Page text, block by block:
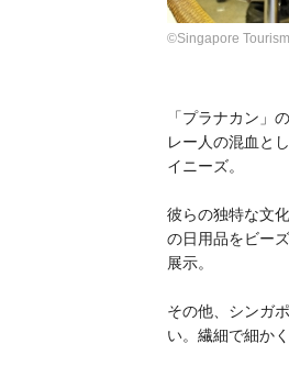
©Singapore
「プラナカン」
レー人の混血と
イニーズ。
彼らの独特な文
の日用品をビー
展示。
その他、シンガ
い。繊細で細か